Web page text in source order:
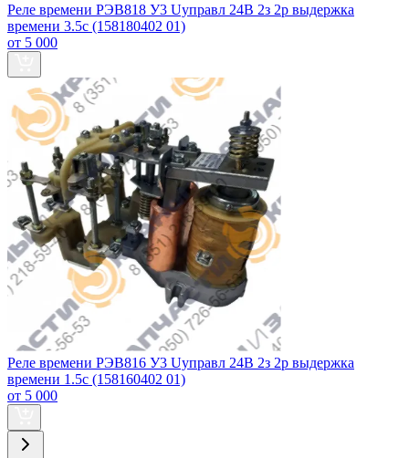
Реле времени РЭВ818 У3 Uуправл 24В 2з 2р выдержка
времени 3.5с (158180402 01)
от 5 000
Реле времени РЭВ816 У3 Uуправл 24В 2з 2р выдержка
времени 1.5с (158160402 01)
от 5 000